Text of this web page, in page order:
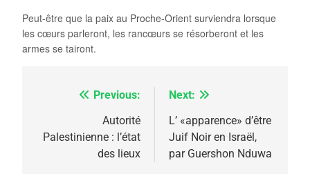
Peut-être que la paix au Proche-Orient surviendra lorsque
les cœurs parleront, les rancœurs se résorberont et les
armes se tairont.
NavigationPrevious:
Autorité
Palestinienne : l’état
des lieux
Next:
L’ «apparence» d’être
Juif Noir en Israël,
par Guershon Nduwa